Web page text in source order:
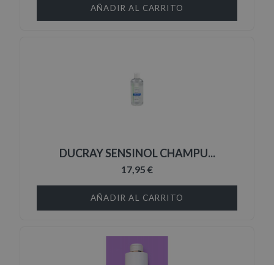
AÑADIR AL CARRITO
DUCRAY SENSINOL CHAMPU...
17,95 €
AÑADIR AL CARRITO